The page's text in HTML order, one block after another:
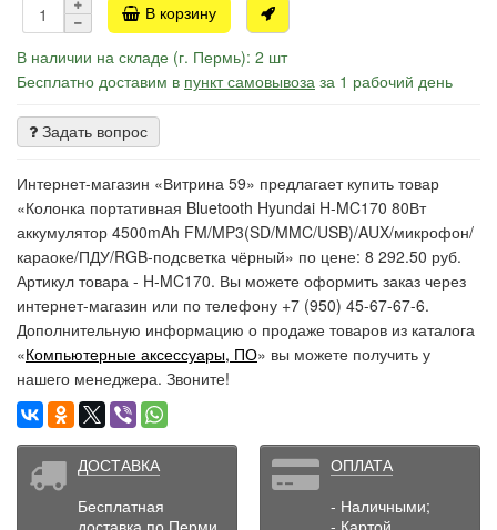
В корзину
В наличии на складе (г. Пермь): 2 шт
Бесплатно доставим в пункт самовывоза за 1 рабочий день
Задать вопрос
Интернет-магазин «Витрина 59» предлагает купить товар
«Колонка портативная Bluetooth Hyundai H-MC170 80Вт
аккумулятор 4500mAh FM/MP3(SD/MMC/USB)/AUX/микрофон/
караоке/ПДУ/RGB-подсветка чёрный» по цене: 8 292.50 руб.
Артикул товара - H-MC170. Вы можете оформить заказ через
интернет-магазин или по телефону +7 (950) 45-67-67-6.
Дополнительную информацию о продаже товаров из каталога
«Компьютерные аксессуары, ПО» вы можете получить у
нашего менеджера. Звоните!
ДОСТАВКА
Бесплатная
доставка по Перми
ОПЛАТА
- Наличными;
- Картой.